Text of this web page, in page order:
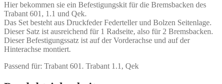
Hier bekommen sie ein Befestigungskit für die Bremsbacken des
Trabant 601, 1.1 und Qek.
Das Set besteht aus Druckfeder Federteller und Bolzen Seitenlage.
Dieser Satz ist ausreichend für 1 Radseite, also für 2 Bremsbacken.
Dieser Befestigungssatz ist auf der Vorderachse und auf der
Hinterachse montiert.
Passend für: Trabant 601. Trabant 1.1, Qek